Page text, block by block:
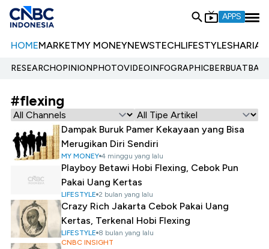
APPS
HOMEMARKETMY MONEYNEWSTECHLIFESTYLESHARIA
RESEARCHOPINIONPHOTOVIDEOINFOGRAPHIC
#flexing
Dampak Buruk Pamer Kekayaan yang Bisa
Merugikan Diri Sendiri
MY MONEY 4 minggu yang lalu
Playboy Betawi Hobi Flexing, Cebok Pun
Pakai Uang Kertas
LIFESTYLE 2 bulan yang lalu
Crazy Rich Jakarta Cebok Pakai Uang
Kertas, Terkenal Hobi Flexing
LIFESTYLE 8 bulan yang lalu
CNBC INSIGHT